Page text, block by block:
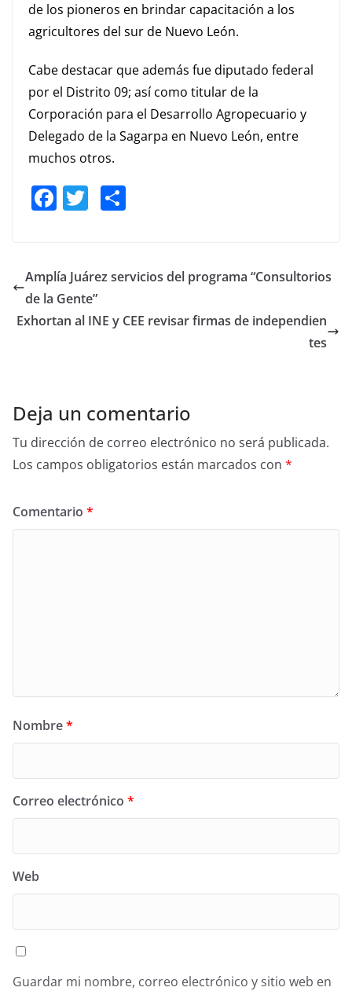
de los pioneros en brindar capacitación a los
agricultores del sur de Nuevo León.
Cabe destacar que además fue diputado federal
por el Distrito 09; así como titularde la
Corporación para el Desarrollo Agropecuario y
Delegado de la Sagarpa en Nuevo León, entre
muchos otros.
F
e
b
o
T
er e
Amplía Juárez servicios del programa “Consultorios
de la Gente”
Exhortan al INE y CEE revisar firmas de independien
tes
Deja un comentario
Tu dirección de correo electrónico no será publicada.
Los campos obligatorios están marcados con *
Comentario *
Nombre*
Correo electrónico *
Web
Guardar mi nombre, correo electrónico y sitio web en